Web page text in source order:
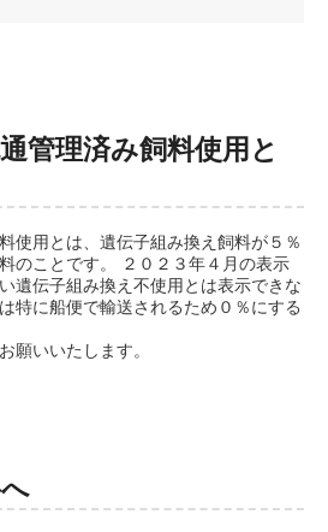
管理済み飼料使用と
使用とは、遺伝子組み換え飼料が５％
のことです。 ２０２３年４月の表示
遺伝子組み換え不使用とは表示できな
特に船便で輸送されるため０％にする
願いいたします。